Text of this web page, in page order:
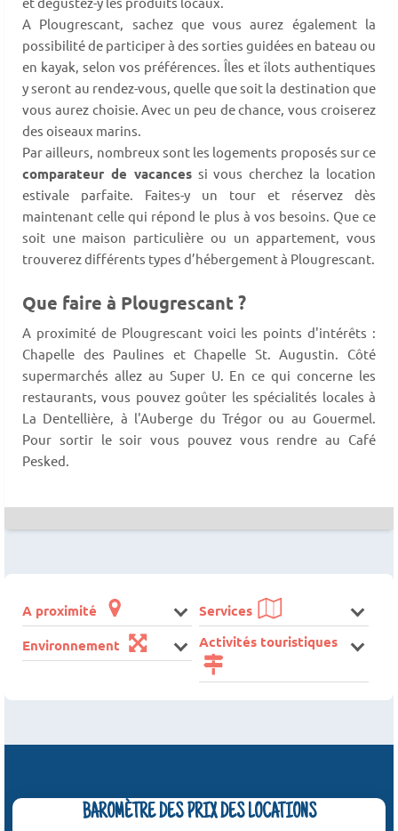
A Plougrescant, sachez que vous aurez également la
possibilité de participer à des sorties guidées en bateau ou
en kayak, selon vos préférences. Îles et îlots authentiques
y seront au rendez-vous, quelle que soit la destination que
vous aurez choisie. Avec un peu de chance, vous croiserez
des oiseaux marins.
Par ailleurs, nombreux sont les logements proposés sur ce
comparateur de vacancessi vous cherchez la location
estivale parfaite. Faites-y un tour et réservez dès
maintenant celle qui répond le plus à vos besoins. Que ce
soit une maison particulière ou un appartement, vous
trouverez différents types d’hébergement à Plougrescant.
Que faire à Plougrescant ?
A proximité de Plougrescant voici les points d'intérêts :
Chapelle des Paulines et Chapelle St. Augustin. Côté
supermarchés allez au Super U. En ce qui concerne les
restaurants, vous pouvez goûter les spécialités locales à
La Dentellière, à l'Auberge du Trégor ou au Gouermel.
Pour sortir le soir vous pouvez vous rendre au Café
Pesked.
A proximité
Services
Environnement
Activités touristiques
BAROMÈTRE DES PRIX DES LOCATIONS